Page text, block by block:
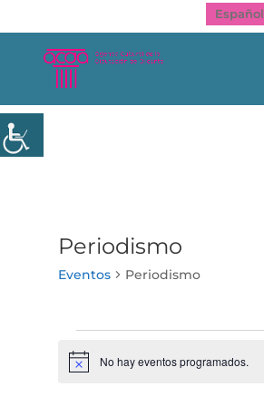
Español
Periodismo
Eventos Periodismo
Aviso No hay eventos programados.